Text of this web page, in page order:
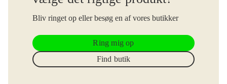
Bliv ringet op eller besøg en af vores butikker
Ring mig op
Find butik